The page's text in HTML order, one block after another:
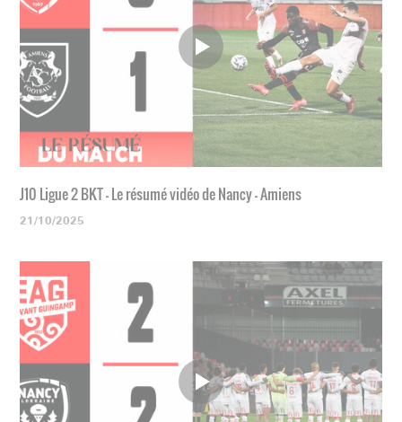
J10 Ligue 2 BKT - Le résumé vidéo de Nancy - Amiens
21/10/2025